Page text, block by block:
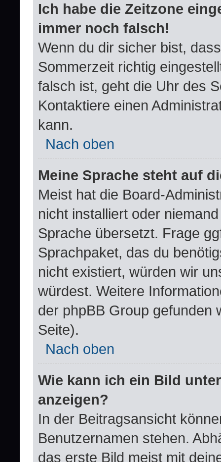
Ich habe die Zeitzone
immer noch falsch!
Wenn du dir sicher bist,
Sommerzeit richtig
falsch ist, geht die Uhr des
Kontaktiere einen
kann.
Nach oben
Meine Sprache steht auf
Meist hat die Board-
nicht installiert oder
Sprache übersetzt. Frage
Sprachpaket, das du
nicht existiert, würden wir
würdest. Weitere
der phpBB Group gefunden
Seite).
Nach oben
Wie kann ich ein Bild
anzeigen?
In der Beitragsansicht
Benutzernamen stehen.
das erste Bild meist mit